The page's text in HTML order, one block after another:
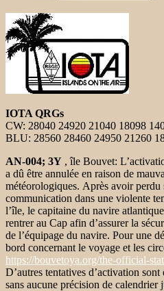
IOTA QRGs
CW: 28040 24920 21040 18098
BLU: 28560 28460 24950 21260
AN-004; 3Y , île Bouvet:
a dû être annulée en raison de
météorologiques. Après avoir perdu
communication dans une violente
l’île, le capitaine du navire
rentrer au Cap afin d’assurer la
de l’équipage du navire. Pour une
bord concernant le voyage et les
https://bouvetoya.org/the-official-
D’autres tentatives d’activation
sans aucune précision de calendrier